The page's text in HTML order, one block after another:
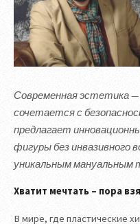
Современная эстетика —
сочетается с
предлагает
фигуры без инвазивного
уникальным мануальным
Хватит мечтать – пора
В мире, где пластические